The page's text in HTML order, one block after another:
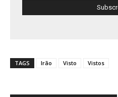
TAGS Irão Visto Vistos